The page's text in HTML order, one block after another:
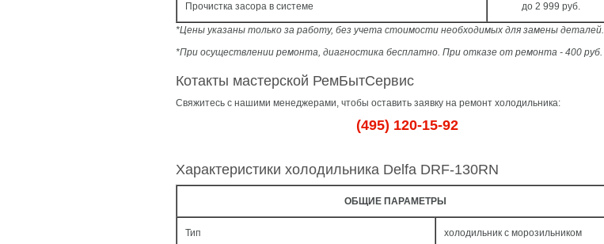
Прочистка засора в системе до 2 999 руб.
*Цены указаны только за работу, без учета стоимости необходимых для замены деталей.
*При осуществлении ремонта, диагностика бесплатно. При отказе от ремонта - 400 руб.
Котакты мастерской РемБытСервис
Свяжитесь с нашими менеджерами, чтобы оставить заявку на ремонт холодильника:
(495) 120-15-92
Характеристики холодильника Delfa DRF-130RN
ОБЩИЕ ПАРАМЕТРЫ
Тип холодильник с морозильником